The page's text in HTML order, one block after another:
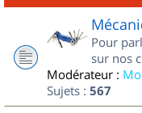
Pour
sur nos
Modérateur :
Sujets : 567